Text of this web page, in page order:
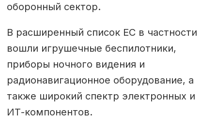
оборонный сектор.
В расширенный список ЕС в частности
вошли игрушечные беспилотники,
приборы ночного видения и
радионавигационное оборудование, а
также широкий спектр электронных и
ИТ-компонентов.